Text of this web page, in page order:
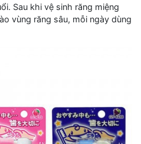
Sau khi vệ sinh răng miệng
vùng răng sâu, mỗi ngày dùng